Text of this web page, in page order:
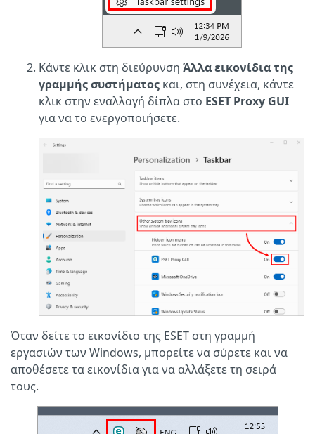
Κάντε κλικ στη διεύρυνση Άλλα εικονίδια της
γραμμής συστήματος και, στη συνέχεια, κάντε
κλικ στην εναλλαγή δίπλα στο ESET Proxy GUI
για να το ενεργοποιήσετε.
Όταν δείτε το εικονίδιο της ESET στη γραμμή
εργασιών των Windows, μπορείτε να σύρετε και να
αποθέσετε τα εικονίδια για να αλλάξετε τη σειρά
τους.